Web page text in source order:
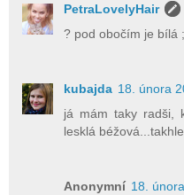
PetraLovelyHair
? pod obočím je bílá
kubajda 18. února
já mám taky radši,
lesklá
Anonymní 18.